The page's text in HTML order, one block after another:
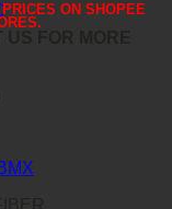
ON SHOPEE
FOR MORE